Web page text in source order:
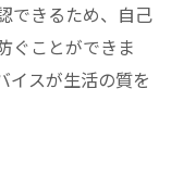
来の可能性
の生活の質
できるため、自己
ぐことができま
イスが生活の質を